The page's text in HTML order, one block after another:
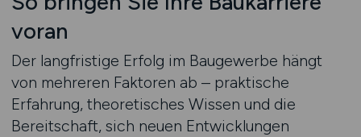
voran
Der langfristige Erfolg im Baugewerbe hängt
von mehreren Faktoren ab – praktische
Erfahrung, theoretisches Wissen und die
Bereitschaft, sich neuen Entwicklungen